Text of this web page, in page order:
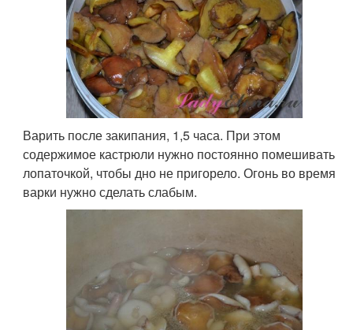
Варить после закипания, 1,5 часа. При этом
содержимое кастрюли нужно постоянно помешивать
лопаточкой, чтобы дно не пригорело. Огонь во время
варки нужно сделать слабым.